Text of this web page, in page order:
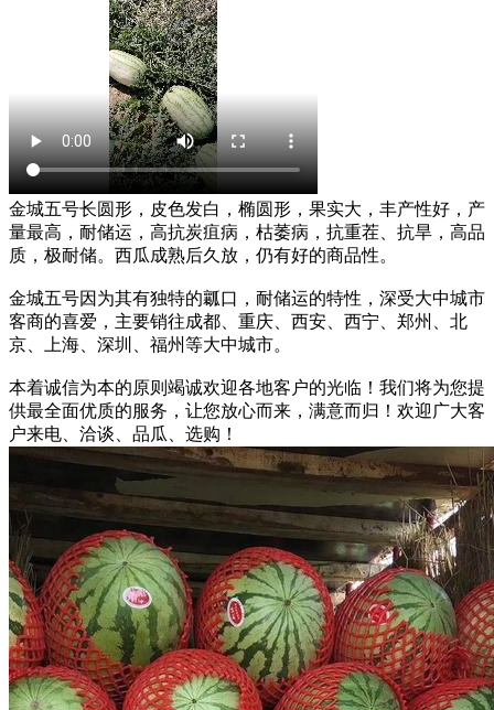
金城五号长圆形，皮色发白，椭圆形，果实大，丰产性好，产
量最高，耐储运，高抗炭疽病，枯萎病，抗重茬、抗旱，高品
质，极耐储。西瓜成熟后久放，仍有好的商品性。
金城五号因为其有独特的瓤口，耐储运的特性，深受大中城市
客商的喜爱，主要销往成都、重庆、西安、西宁、郑州、北
京、上海、深圳、福州等大中城市。
本着诚信为本的原则竭诚欢迎各地客户的光临！我们将为您提
供最全面优质的服务，让您放心而来，满意而归！欢迎广大客
户来电、洽谈、品瓜、选购！